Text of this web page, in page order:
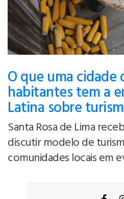
O que uma cidade
habitantes tem a
Latina sobre
Santa Rosa de Lima
discutir modelo de
comunidades locais em